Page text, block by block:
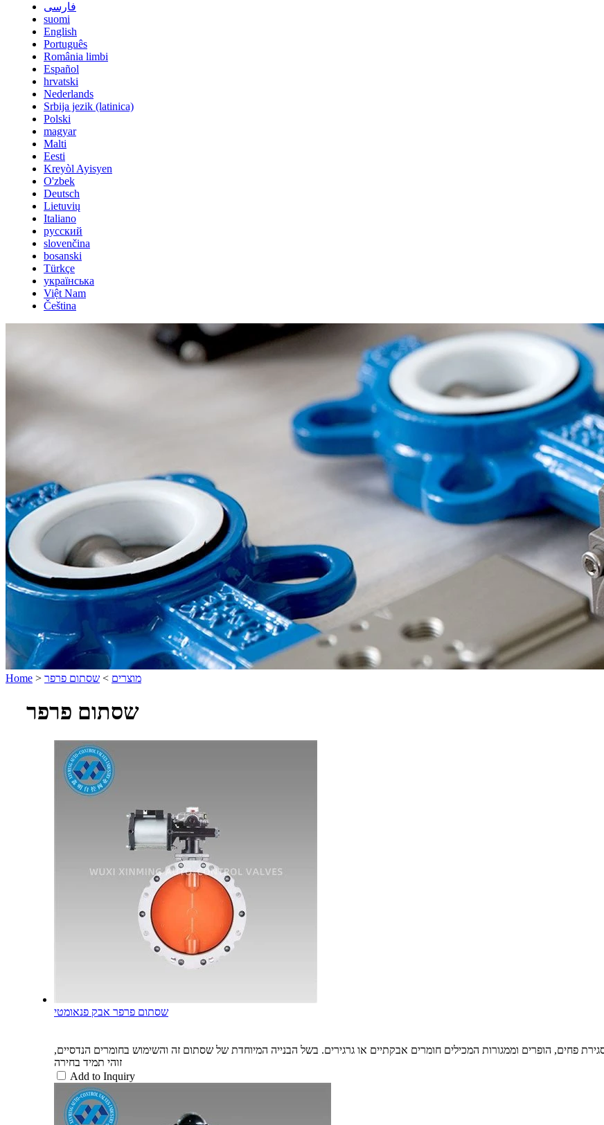
فارسی
suomi
English
Português
România limbi
Español
hrvatski
Nederlands
Srbija jezik (latinica)
Polski
magyar
Malti
Eesti
Kreyòl Ayisyen
O'zbek
Deutsch
Lietuvių
Italiano
русский
slovenčina
bosanski
Türkçe
українська
Việt Nam
Čeština
Home > מוצרים > שסתום פרפר
שסתום פרפר
שסתום פרפר אבק פנאומטי
פחים, הופרים וממגורות המכילים חומרים אבקתיים או גרגירים. בשל הבנייה המיוחדת של שסתום זה והשימוש בחומרים הנדסיים,
זוהי תמיד בחירה
Add to Inquiry